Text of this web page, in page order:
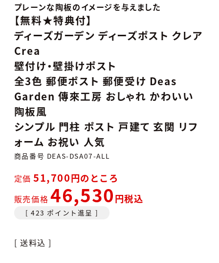
プレーンな陶板のイメージを与えました
【無料★特典付】
ディーズガーデン ディーズポスト クレア
Crea
壁付け・壁掛けポスト
全3色 郵便ポスト 郵便受け Deas
Garden 傳來工房 おしゃれ かわいい
陶板風
シンプル 門柱 ポスト 戸建て 玄関 リフ
ォーム お祝い 人気
商品番号 DEAS-DSA07-ALL
定価 51,700 のところ
販売価格 46,530 税込
[ 423 ポイント進呈 ]
送料込